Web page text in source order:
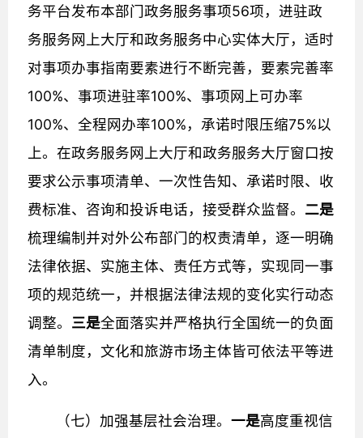
务平台发布本部门政务服务事项56项，进驻政
务服务网上大厅和政务服务中心实体大厅，适时
对事项办事指南要素进行不断完善，要素完善率
100%、事项进驻率100%、事项网上可办率
100%、全程网办率100%，承诺时限压缩75%以
上。在政务服务网上大厅和政务服务大厅窗口按
要求公示事项清单、一次性告知、承诺时限、收
费标准、咨询和投诉电话，接受群众监督。 二是
梳理编制并对外公布部门的权责清单，逐一明确
法律依据、实施主体、责任方式等，实现同一事
项的规范统一，并根据法律法规的变化实行动态
调整。 三是全面落实并严格执行全国统一的负面
清单制度，文化和旅游市场主体皆可依法平等进
入。
（七）加强基层社会治理。一是高度重视信